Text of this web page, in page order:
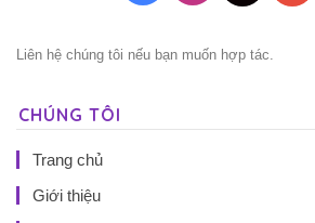
Liên hệ chúng tôi nếu bạn muốn hợp tác.
CHÚNG TÔI
Trang chủ
Giới thiệu